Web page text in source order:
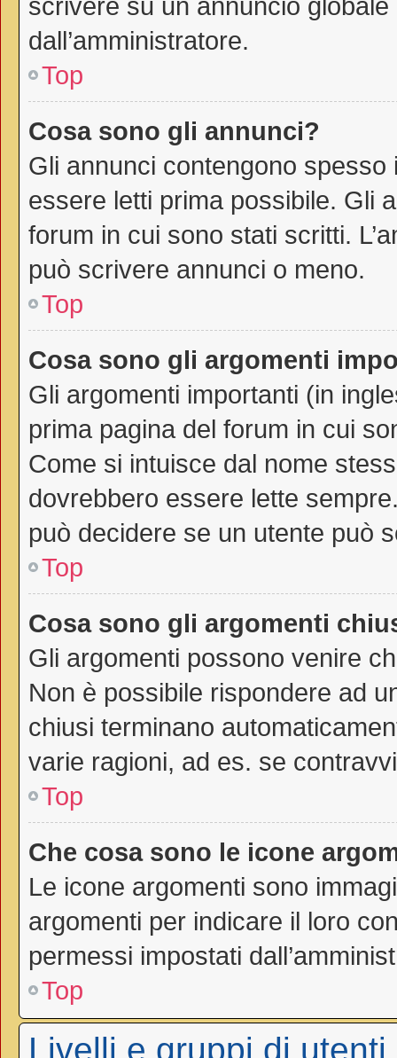
dall’amministratore.
Top
Cosa sono gli annunci?
Gli annunci contengono
essere letti prima possibile. Gli
forum in cui sono stati scritti.
può scrivere annunci o meno.
Top
Cosa sono gli argomenti
Gli argomenti importanti (in
prima pagina del forum in cui
Come si intuisce dal nome
dovrebbero essere lette
può decidere se un utente può
Top
Cosa sono gli argomenti
Gli argomenti possono venire
Non è possibile rispondere ad
chiusi terminano
varie ragioni, ad es. se
Top
Che cosa sono le icone
Le icone argomenti sono
argomenti per indicare il loro
permessi impostati
Top
Livelli e gruppi di utenti